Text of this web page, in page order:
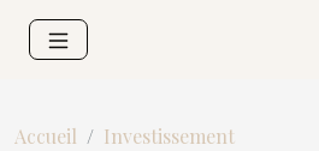
Accueil
Investissement